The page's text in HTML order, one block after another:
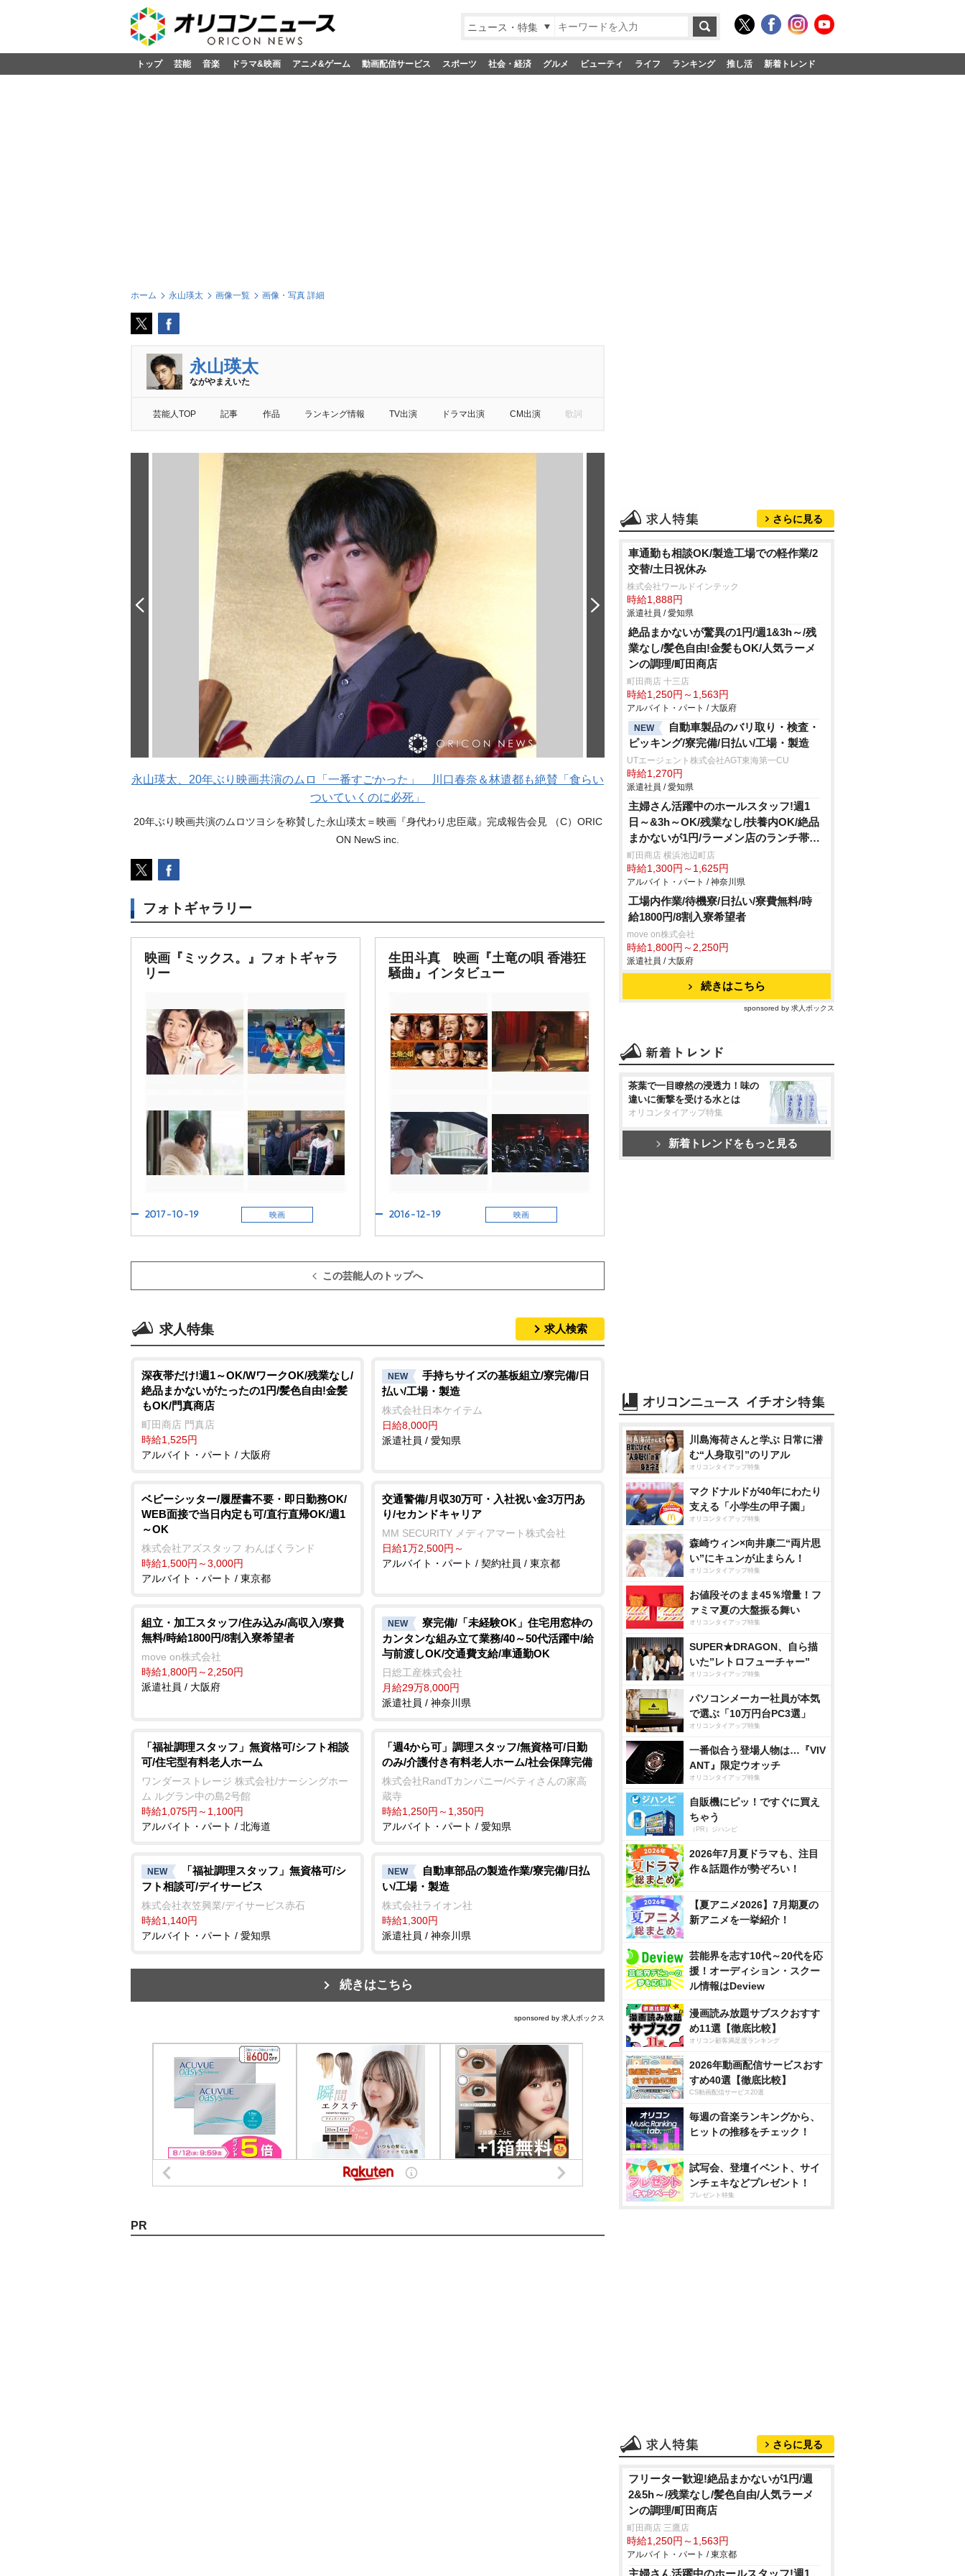
ニュース・特集
トップ 芸能 音楽 ドラマ&映画 アニメ&ゲーム 動画配信サービス スポーツ 社会・経済 グルメ ビューティ ライフ ランキング 推し活 新着トレンド
ホーム 永山瑛太 画像一覧 画像・写真 詳細
永山瑛太
ながやまえいた
芸能人TOP 記事 作品 ランキング情報 TV出演 ドラマ出演 CM出演 歌詞
永山瑛太、20年ぶり映画共演のムロ「一番すごかった」 川口春奈＆林遣都も絶賛「食らい
ついていくのに必死」
20年ぶり映画共演のムロツヨシを称賛した永山瑛太＝映画『身代わり忠臣蔵』完成報告会見 （C）ORIC
ON NewS inc.
フォトギャラリー
映画『ミックス。』フォトギャラ
リー
2017-10-19 映画
生田斗真 映画『土竜の唄 香港狂
騒曲』インタビュー
2016-12-19 映画
この芸能人のトップへ
求人特集 求人検索
深夜帯だけ!週1～OK/WワークOK/残業なし/
絶品まかないがたったの1円/髪色自由!金髪
もOK/門真商店
町田商店 門真店
時給1,525円
アルバイト・パート / 大阪府
NEW
手持ちサイズの基板組立/寮完備/日
払い/工場・製造
株式会社日本ケイテム
日給8,000円
派遣社員 / 愛知県
ベビーシッター/履歴書不要・即日勤務OK/
WEB面接で当日内定も可/直行直帰OK/週1
～OK
株式会社アズスタッフ わんぱくランド
時給1,500円～3,000円
アルバイト・パート / 東京都
交通警備/月収30万可・入社祝い金3万円あ
り/セカンドキャリア
MM SECURITY メディアマート株式会社
日給1万2,500円～
アルバイト・パート / 契約社員 / 東京都
組立・加工スタッフ/住み込み/高収入/寮費
無料/時給1800円/8割入寮希望者
move on株式会社
時給1,800円～2,250円
派遣社員 / 大阪府
NEW
寮完備/「未経験OK」住宅用窓枠の
カンタンな組み立て業務/40～50代活躍中/給
与前渡しOK/交通費支給/車通勤OK
日総工産株式会社
月給29万8,000円
派遣社員 / 神奈川県
「福祉調理スタッフ」無資格可/シフト相談
可/住宅型有料老人ホーム
ワンダーストレージ 株式会社/ナーシングホー
ム ルグラン中の島2号館
時給1,075円～1,100円
アルバイト・パート / 北海道
「週4から可」調理スタッフ/無資格可/日勤
のみ/介護付き有料老人ホーム/社会保障完備
株式会社RandTカンパニー/ベティさんの家高
蔵寺
時給1,250円～1,350円
アルバイト・パート / 愛知県
NEW
「福祉調理スタッフ」無資格可/シ
フト相談可/デイサービス
株式会社衣笠興業/デイサービス赤石
時給1,140円
アルバイト・パート / 愛知県
NEW
自動車部品の製造作業/寮完備/日払
い/工場・製造
株式会社ライオン社
時給1,300円
派遣社員 / 神奈川県
続きはこちら
sponsored by 求人ボックス
PR
さらに見る
車通勤も相談OK/製造工場での軽作業/2
交替/土日祝休み
株式会社ワールドインテック
時給1,888円
派遣社員 / 愛知県
絶品まかないが驚異の1円/週1&3h～/残
業なし/髪色自由!金髪もOK/人気ラーメ
ンの調理/町田商店
町田商店 十三店
時給1,250円～1,563円
アルバイト・パート / 大阪府
NEW
自動車製品のバリ取り・検査・
ピッキング/寮完備/日払い/工場・製造
UTエージェント株式会社AGT東海第一CU
時給1,270円
派遣社員 / 愛知県
主婦さん活躍中のホールスタッフ!週1
日～&3h～OK/残業なし/扶養内OK/絶品
まかないが1円/ラーメン店のランチ帯ホ
ール/147
町田商店 横浜池辺町店
時給1,300円～1,625円
アルバイト・パート / 神奈川県
工場内作業/待機寮/日払い/寮費無料/時
給1800円/8割入寮希望者
move on株式会社
時給1,800円～2,250円
派遣社員 / 大阪府
続きはこちら
sponsored by 求人ボックス
茶葉で一目瞭然の浸透力！味の
違いに衝撃を受ける水とは
オリコンタイアップ特集
新着トレンドをもっと見る
川島海荷さんと学ぶ 日常に潜
む“人身取引”のリアル
オリコンタイアップ特集
マクドナルドが40年にわたり
支える「小学生の甲子園」
オリコンタイアップ特集
森崎ウィン×向井康二“両片思
い”にキュンが止まらん！
オリコンタイアップ特集
お値段そのまま45％増量！フ
ァミマ夏の大盤振る舞い
オリコンタイアップ特集
SUPER★DRAGON、自ら描
いた”レトロフューチャー”
オリコンタイアップ特集
パソコンメーカー社員が本気
で選ぶ「10万円台PC3選」
オリコンタイアップ特集
一番似合う登場人物は…『VIV
ANT』限定ウオッチ
オリコンタイアップ特集
自販機にピッ！ですぐに買え
ちゃう
（PR）ジハンピ
2026年7月夏ドラマも、注目
作＆話題作が勢ぞろい！
【夏アニメ2026】7月期夏の
新アニメを一挙紹介！
芸能界を志す10代～20代を応
援！オーディション・スクー
ル情報はDeview
漫画読み放題サブスクおすす
め11選【徹底比較】
オリコン顧客満足度ランキング
2026年動画配信サービスおす
すめ40選【徹底比較】
CS動画配信サービス20選
毎週の音楽ランキングから、
ヒットの推移をチェック！
試写会、登壇イベント、サイ
ンチェキなどプレゼント！
プレゼント特集
さらに見る
フリーター歓迎!絶品まかないが1円/週
2&5h～/残業なし/髪色自由/人気ラーメ
ンの調理/町田商店
町田商店 三鷹店
時給1,250円～1,563円
アルバイト・パート / 東京都
主婦さん活躍中のホールスタッフ!週1